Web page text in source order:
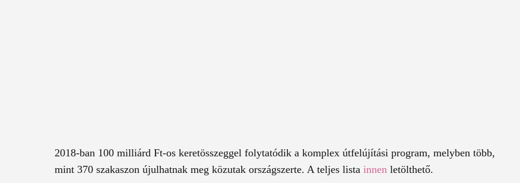
2018-ban 100 milliárd Ft-os keretösszeggel folytatódik a komplex útfelújítási program, melyben több,
mint 370 szakaszon újulhatnak meg közutak országszerte. A teljes lista innen letölthető.